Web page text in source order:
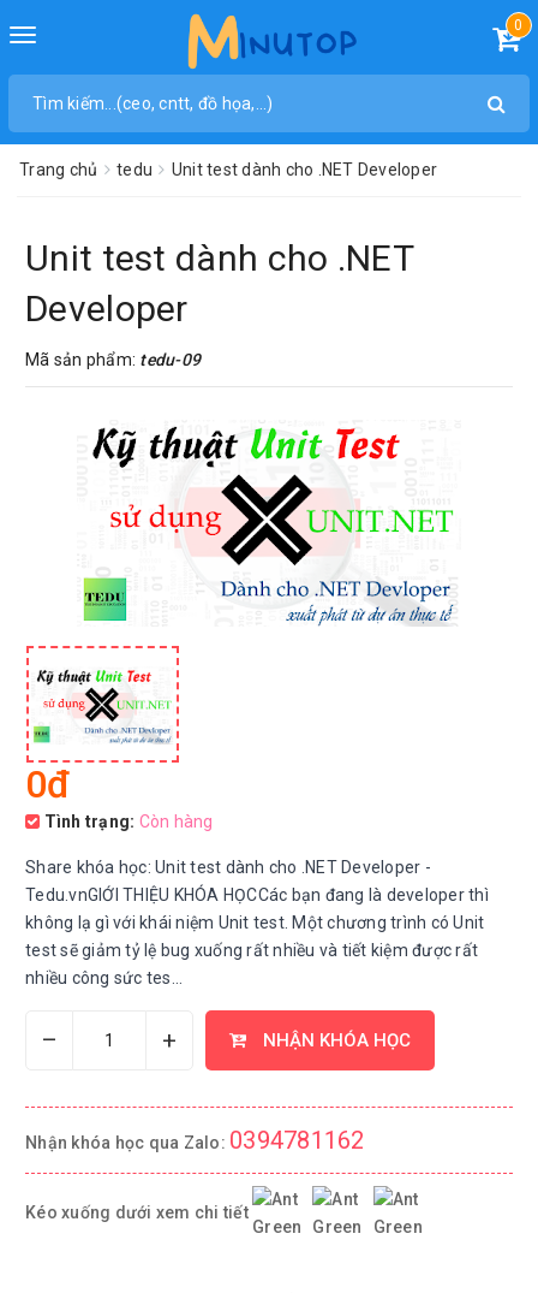
Toggle
0
Trang chủ tedu Unit test dành cho .NET Developer
Unit test dành cho .NET
Developer
Mã sản phẩm: tedu-09
0đ
Tình trạng: Còn hàng
Share khóa học: Unit test dành cho .NET Developer -
Tedu.vnGIỚI THIỆU KHÓA HỌCCác bạn đang là developer thì
không lạ gì với khái niệm Unit test. Một chương trình có Unit
test sẽ giảm tỷ lệ bug xuống rất nhiều và tiết kiệm được rất
nhiều công sức tes...
– + NHẬN KHÓA HỌC
Nhận khóa học qua Zalo: 0394781162
Kéo xuống dưới xem chi tiết